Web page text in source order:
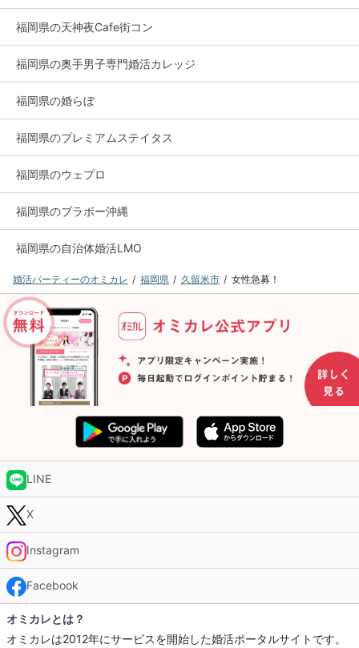
福岡県の天神夜Cafe街コン
福岡県の奥手男子専門婚活カレッジ
福岡県の婚らぼ
福岡県のプレミアムステイタス
福岡県のウェプロ
福岡県のブラボー沖縄
福岡県の自治体婚活LMO
婚活パーティーのオミカレ 福岡県 久留米市 女性急募！
LINE
X
Instagram
Facebook
オミカレとは？
オミカレは2012年にサービスを開始した婚活ポータルサイトです。